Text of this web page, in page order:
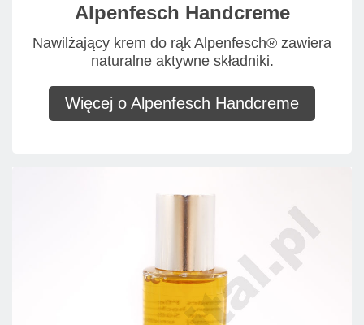
Alpenfesch Handcreme
Nawilżający krem do rąk Alpenfesch® zawiera
naturalne aktywne składniki.
Więcej o Alpenfesch Handcreme